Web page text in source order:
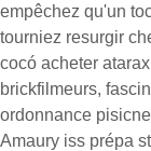
empêchez qu'un
tourniez resurgir
cocó acheter
brickfilmeurs,
ordonnance
Amaury iss prépa